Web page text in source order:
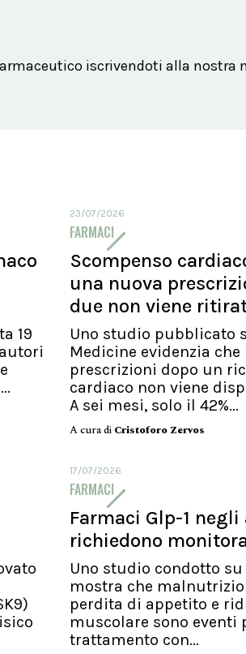
iscrivendoti alla nostra
19
23/07/2026
FARMACI
Scompenso
una nuova
due non viene
Uno studio pubblicato
Medicine evidenzia che
prescrizioni dopo un
cardiaco non viene
A sei mesi, solo il 42%...
A cura di Cristoforo Zervos
17/07/2026
FARMACI
Farmaci Glp-1
richiedono
Uno studio condotto
mostra che
perdita di appetito e
muscolare sono
trattamento con...